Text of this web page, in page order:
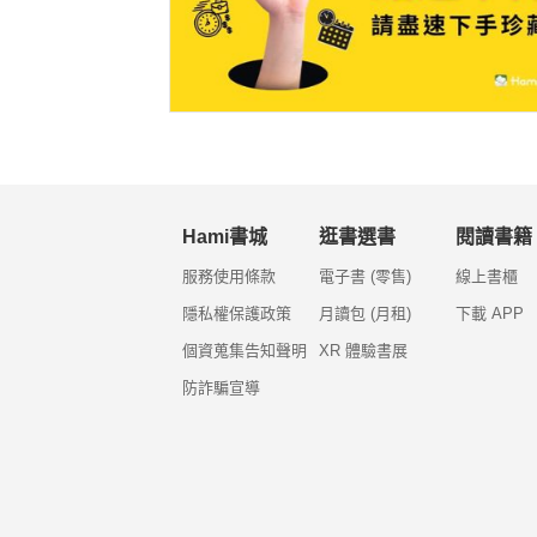
Hami書城
服務使用條款
隱私權保護政策
個資蒐集告知聲明
防詐騙宣導
逛書選書
電子書 (零售)
月讀包 (月租)
XR 體驗書展
閱讀書籍
線上書櫃
下載 APP